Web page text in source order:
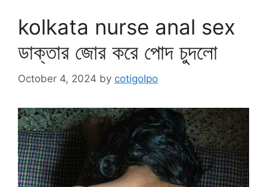
kolkata nurse anal sex
ডাক্তার জোর করে পোদ চুদলো
October 4, 2024 by cotigolpo